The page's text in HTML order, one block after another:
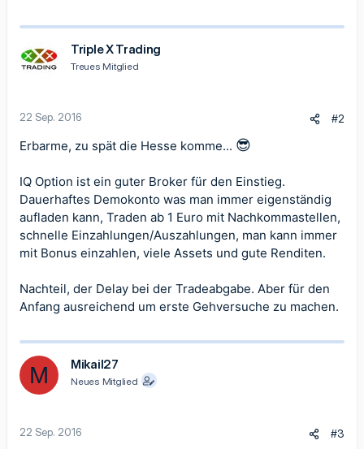
Triple X Trading
Treues Mitglied
22 Sep. 2016 #2
Erbarme, zu spät die Hesse komme... 😎
IQ Option ist ein guter Broker für den Einstieg.
Dauerhaftes Demokonto was man immer eigenständig
aufladen kann, Traden ab 1 Euro mit Nachkommastellen,
schnelle Einzahlungen/Auszahlungen, man kann immer
mit Bonus einzahlen, viele Assets und gute Renditen.
Nachteil, der Delay bei der Tradeabgabe. Aber für den
Anfang ausreichend um erste Gehversuche zu machen.
M Mikail27
Neues Mitglied
22 Sep. 2016 #3